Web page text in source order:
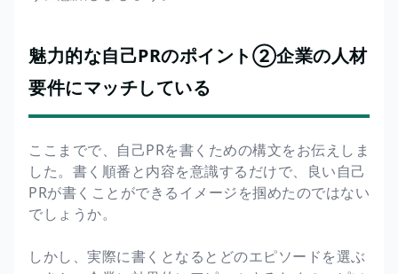
魅力的な自己PRのポイント②企業の人材
要件にマッチしている
ここまでで、自己PRを書くための構文をお伝えしま
した。書く順番と内容を意識するだけで、良い自己
PRが書くことができるイメージを掴めたのではない
でしょうか。
しかし、実際に書くとなるとどのエピソードを選ぶ